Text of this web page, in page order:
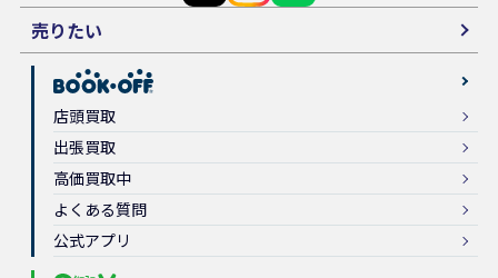
売りたい
店頭買取
出張買取
高価買取中
よくある質問
公式アプリ